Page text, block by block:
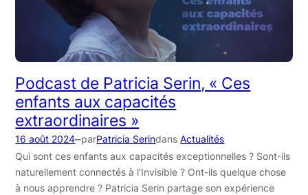
Podcast de Patricia Serin, « Ces
enfants aux capacités
extraordinaires »
16 août 2024–parPatricia SerindansActualités
Qui sont ces enfants aux capacités exceptionnelles ? Sont-ils
naturellement connectés à l’Invisible ? Ont-ils quelque chose
à nous apprendre ? Patricia Serin partage son expérience